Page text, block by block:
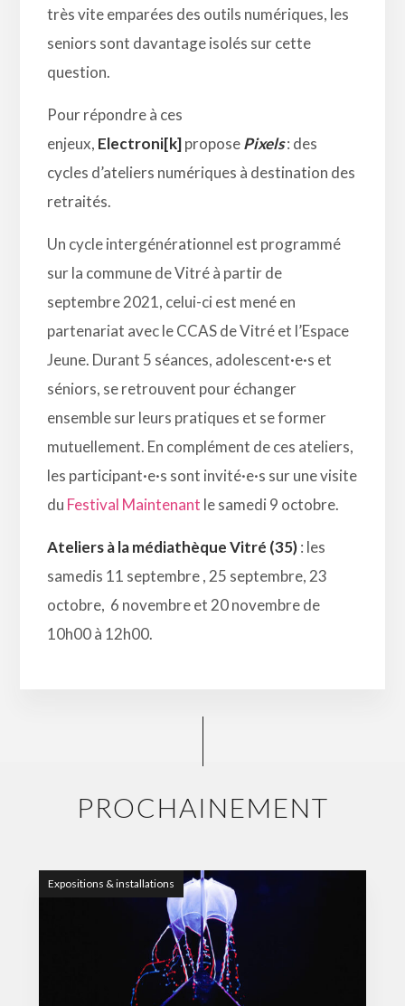
très vite emparées des outils numériques, les
seniors sont davantage isolés sur cette
question.
Pour répondre à ces
enjeux, Electroni[k]proposePixels: des
cycles d’ateliers numériques à destination des
retraités.
Un cycle intergénérationnel est programmé
sur la commune de Vitré à partir de
septembre 2021, celui-ci est mené en
partenariat avec le CCAS de Vitré et l’Espace
Jeune. Durant 5 séances, adolescent·e·s et
séniors, se retrouvent pour échanger
ensemble sur leurs pratiques et se former
mutuellement. En complément de ces ateliers,
les participant·e·s sont invité·e·s sur une visite
du Festival Maintenant le samedi 9 octobre.
Ateliers à la médiathèque Vitré (35): les
samedis 11 septembre , 25 septembre, 23
octobre, 6 novembre et 20 novembre de
10h00 à 12h00.
PROCHAINEMENT
Expositions & installations